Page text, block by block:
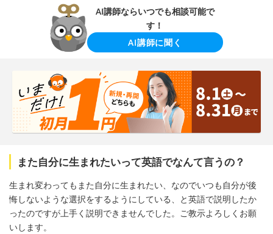
AI講師ならいつでも相談可能で
す！
AI講師に聞く
また自分に生まれたいって英語でなんて言うの？
生まれ変わってもまた自分に生まれたい、なのでいつも自分が後
悔しないような選択をするようにしている、と英語で説明したか
ったのですが上手く説明できませんでした。ご教示よろしくお願
いします。